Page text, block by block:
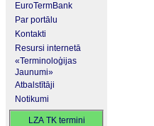
EuroTermBank
Par portālu
Kontakti
Resursi internetā
«Terminoloģijas
Jaunumi»
Atbalstītāji
Notikumi
LZA TK termini